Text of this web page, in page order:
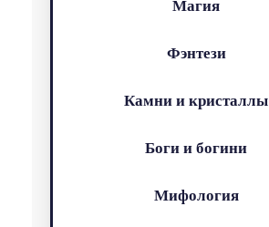
Магия
Фэнтези
Камни и кристаллы
Боги и богини
Мифология